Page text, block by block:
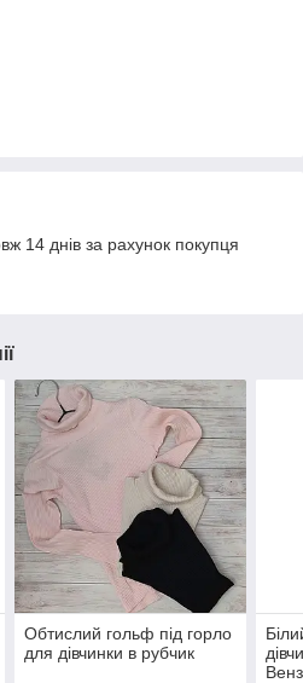
14 днів за рахунок покупця
Обтислий гольф під горло
для дівчинки в рубчик